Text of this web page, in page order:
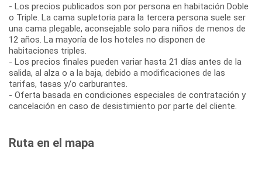
- Los precios publicados son por persona en habitación Doble
o Triple. La cama supletoria para la tercera persona suele ser
una cama plegable, aconsejable solo para niños de menos de
12 años. La mayoría de los hoteles no disponen de
habitaciones triples.
- Los precios finales pueden variar hasta 21 días antes de la
salida, al alza o a la baja, debido a modificaciones de las
tarifas, tasas y/o carburantes.
- Oferta basada en condiciones especiales de contratación y
cancelación en caso de desistimiento por parte del cliente.
Ruta en el mapa